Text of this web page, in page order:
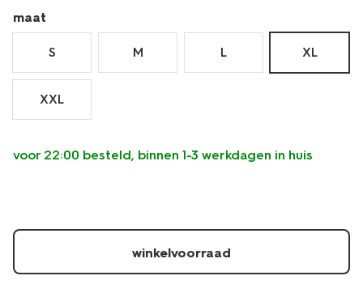
lang-
-
34290674.html
maat
S M L XL
XXL
voor 22:00 besteld, binnen 1-3 werkdagen in huis
winkelvoorraad